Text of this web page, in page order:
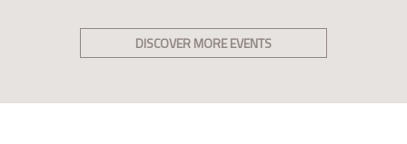
DISCOVER MORE EVENTS